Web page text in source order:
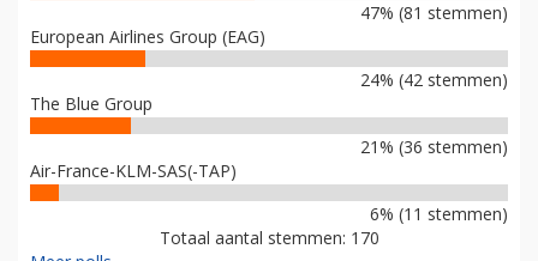
47% (81 stemmen)
European Airlines Group (EAG)
24% (42 stemmen)
The Blue Group
21% (36 stemmen)
Air-France-KLM-SAS(-TAP)
6% (11 stemmen)
Totaal aantal stemmen: 170